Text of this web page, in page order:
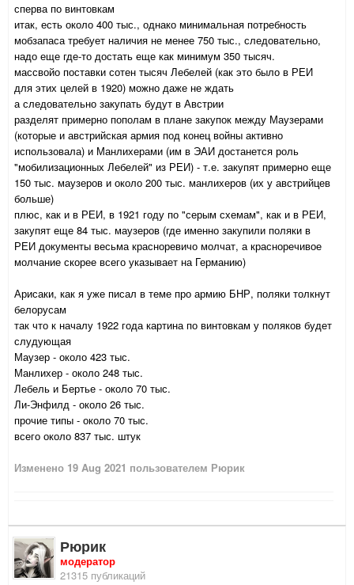
сперва по винтовкам
итак, есть около 400 тыс., однако минимальная потребность
мобзапаса требует наличия не менее 750 тыс., следовательно,
надо еще где-то достать еще как минимум 350 тысяч.
массвойо поставки сотен тысяч Лебелей (как это было в РЕИ
для этих целей в 1920) можно даже не ждать
а следовательно закупать будут в Австрии
разделят примерно пополам в плане закупок между Маузерами
(которые и австрийская армия под конец войны активно
использовала) и Манлихерами (им в ЭАИ достанется роль
"мобилизационных Лебелей" из РЕИ) - т.е. закупят примерно еще
150 тыс. маузеров и около 200 тыс. манлихеров (их у австрийцев
больше)
плюс, как и в РЕИ, в 1921 году по "серым схемам", как и в РЕИ,
закупят еще 84 тыс. маузеров (где именно закупили поляки в
РЕИ документы весьма красноревичо молчат, а красноречивое
молчание скорее всего указывает на Германию)
Арисаки, как я уже писал в теме про армию БНР, поляки толкнут
белорусам
так что к началу 1922 года картина по винтовкам у поляков будет
слудующая
Маузер - около 423 тыс.
Манлихер - около 248 тыс.
Лебель и Бертье - около 70 тыс.
Ли-Энфилд - около 26 тыс.
прочие типы - около 70 тыс.
всего около 837 тыс. штук
Изменено 19 Aug 2021 пользователем Рюрик
Рюрик
модератор
21315 публикаций